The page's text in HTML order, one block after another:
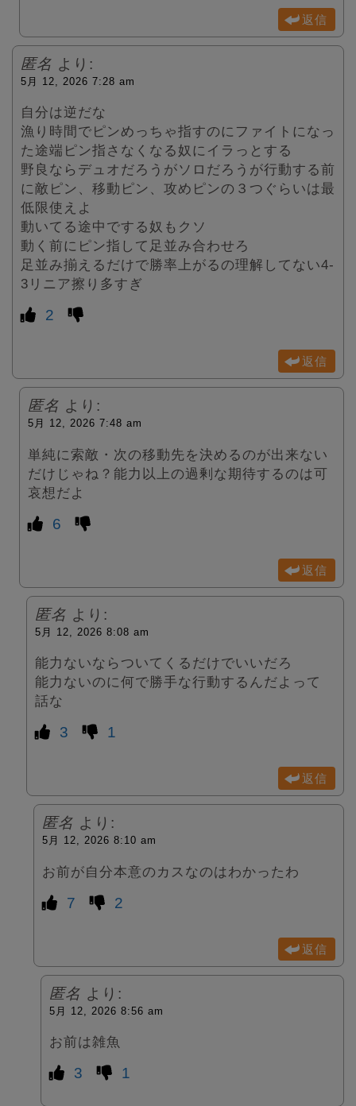
返信
匿名 より:
5月 12, 2026 7:28 am
自分は逆だな
漁り時間でピンめっちゃ指すのにファイトになっ
た途端ピン指さなくなる奴にイラっとする
野良ならデュオだろうがソロだろうが行動する前
に敵ピン、移動ピン、攻めピンの３つぐらいは最
低限使えよ
動いてる途中でする奴もクソ
動く前にピン指して足並み合わせろ
足並み揃えるだけで勝率上がるの理解してない4-
3リニア擦り多すぎ
2
返信
匿名 より:
5月 12, 2026 7:48 am
単純に索敵・次の移動先を決めるのが出来ない
だけじゃね？能力以上の過剰な期待するのは可
哀想だよ
6
返信
匿名 より:
5月 12, 2026 8:08 am
能力ないならついてくるだけでいいだろ
能力ないのに何で勝手な行動するんだよって
話な
3 1
返信
匿名 より:
5月 12, 2026 8:10 am
お前が自分本意のカスなのはわかったわ
7 2
返信
匿名 より:
5月 12, 2026 8:56 am
お前は雑魚
3 1